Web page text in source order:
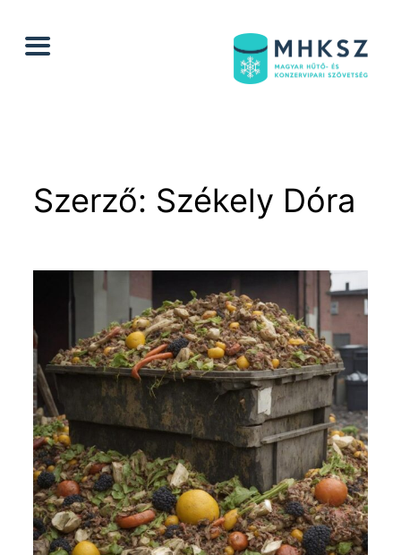
Szerző: Székely Dóra